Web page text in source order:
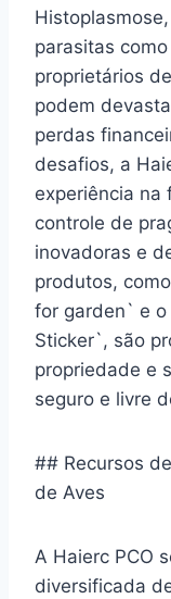
parasitas
proprietários
podem
perdas
desafios, a
experiência na
controle de
inovadoras e
produtos,
for garden` e
Sticker`, são
propriedade e
seguro e livre
## Recursos
de Aves
A Haierc PCO
diversificada